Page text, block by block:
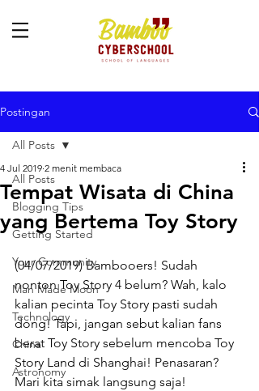
Postingan
All Posts
Blogging Tips
Getting Started
Your Community
Man Made Moon
Technology
China
Astronomy
All Posts
Tempat Wisata di China
yang Bertema Toy Story
4 Jul 2019 2 menit membaca
(04/07/2019) Bambooers! Sudah
nonton Toy Story 4 belum? Wah, kalo
kalian pecinta Toy Story pasti sudah
dong! Tapi, jangan sebut kalian fans
berat Toy Story sebelum mencoba Toy
Story Land di Shanghai! Penasaran?
Mari kita simak langsung saja!